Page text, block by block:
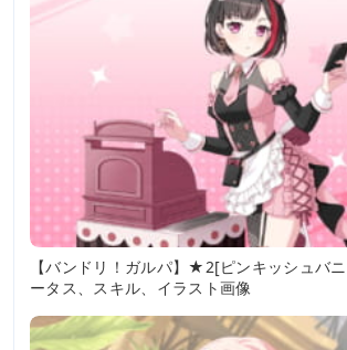
【バンドリ！ガルパ】★2[ピンキッシュバ
ータス、スキル、イラスト画像